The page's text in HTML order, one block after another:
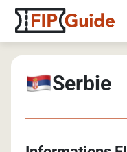
Serbie